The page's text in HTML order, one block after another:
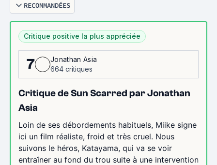
RECOMMANDÉES
Critique positive la plus appréciée
7
Jonathan Asia
664 critiques
Critique de Sun Scarred par Jonathan
Asia
Loin de ses débordements habituels, Miike signe
ici un film réaliste, froid et très cruel. Nous
suivons le héros, Katayama, qui va se voir
entraîner au fond du trou suite à une intervention